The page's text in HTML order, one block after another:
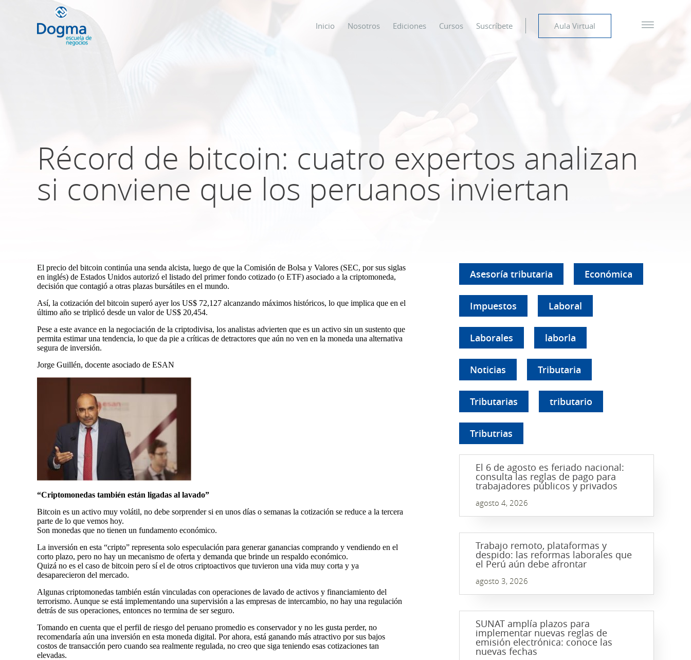
Inicio Nosotros Ediciones Cursos Suscríbete Aula Virtual
Récord de bitcoin: cuatro expertos analizan
si conviene que los peruanos inviertan
El precio del bitcoin continúa una senda alcista, luego de que la Comisión de Bolsa y Valores (SEC, por sus siglas
en inglés) de Estados Unidos autorizó el listado del primer fondo cotizado (o ETF) asociado a la criptomoneda,
decisión que contagió a otras plazas bursátiles en el mundo.
Así, la cotización del bitcoin superó ayer los US$ 72,127 alcanzando máximos históricos, lo que implica que en el
último año se triplicó desde un valor de US$ 20,454.
Pese a este avance en la negociación de la criptodivisa, los analistas advierten que es un activo sin un sustento que
permita estimar una tendencia, lo que da pie a críticas de detractores que aún no ven en la moneda una alternativa
segura de inversión.
Jorge Guillén, docente asociado de ESAN
“Criptomonedas también están ligadas al lavado”
Bitcoin es un activo muy volátil, no debe sorprender si en unos días o semanas la cotización se reduce a la tercera
parte de lo que vemos hoy.
Son monedas que no tienen un fundamento económico.
La inversión en esta “cripto” representa solo especulación para generar ganancias comprando y vendiendo en el
corto plazo, pero no hay un mecanismo de oferta y demanda que brinde un respaldo económico.
Quizá no es el caso de bitcoin pero sí el de otros criptoactivos que tuvieron una vida muy corta y ya
desaparecieron del mercado.
Algunas criptomonedas también están vinculadas con operaciones de lavado de activos y financiamiento del
terrorismo. Aunque se está implementando una supervisión a las empresas de intercambio, no hay una regulación
detrás de sus operaciones, entonces no termina de ser seguro.
Tomando en cuenta que el perfil de riesgo del peruano promedio es conservador y no les gusta perder, no
recomendaría aún una inversión en esta moneda digital. Por ahora, está ganando más atractivo por sus bajos
costos de transacción pero cuando sea realmente regulada, no creo que siga teniendo esas cotizaciones tan
elevadas.
Asesoría tributaria Económica
Impuestos Laboral
Laborales laborla
Noticias Tributaria
Tributarias tributario
Tributrias
El 6 de agosto es feriado nacional:
consulta las reglas de pago para
trabajadores públicos y privados
agosto 4, 2026
Trabajo remoto, plataformas y
despido: las reformas laborales que
el Perú aún debe afrontar
agosto 3, 2026
SUNAT amplía plazos para
implementar nuevas reglas de
emisión electrónica: conoce las
nuevas fechas
TRIBUTACIÓN INTERNACIONAL | TODO SOBRE
NO DOMICILIADOS